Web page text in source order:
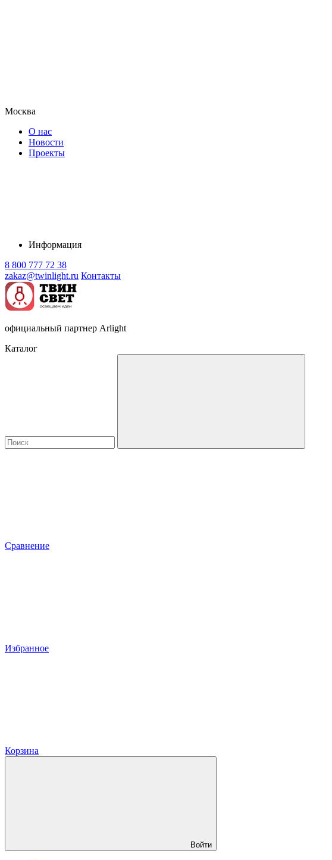
Москва
О нас
Новости
Проекты
Информация
8 800 777 72 38
zakaz@twinlight.ru Контакты
официальный партнер Arlight
Каталог
Сравнение
Избранное
Корзина
Войти